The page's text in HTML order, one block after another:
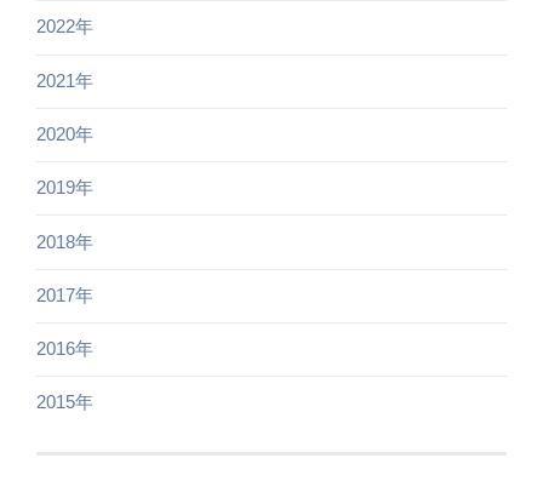
2022年
2021年
2020年
2019年
2018年
2017年
2016年
2015年